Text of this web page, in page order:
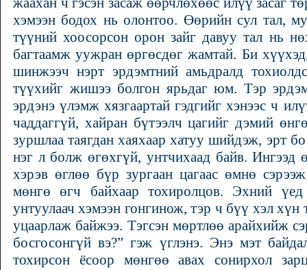
хэмээн бодох нь олонтоо. Өөрийн сул тал,
түүний хоосорсон орон зайг давуу тал нь
багтаамж уужран өргөсдөг жамтай. Би
шинжээч нэрт эрдэмтний амьдралд
түүхийг жишээ болгон ярьдаг юм. Тэр
эрдэнэ үлэмж хязгаартай гэдгийг хэнээс ч
чаддаггүй, хайран бүтээлч цагийг дэмий
зуршлаа таягдан хаяхаар хатуу шийдэж, эрт
нэг л болж өгөхгүй, унтчихаад байв. Ингээд
хэрэв өглөө бүр зургаан цагаас өмнө
мөнгө өгч байхаар тохиролцов. Эхний
унтуулаач хэмээн гонгинож, тэр ч бүү хэл хүн
уцаарлаж байжээ. Тэгсэн мөртлөө арайхийж
босгосонгүй вэ?” гэж үглэнэ. Энэ мэт
тохирсон ёсоор мөнгөө авах сонирхол